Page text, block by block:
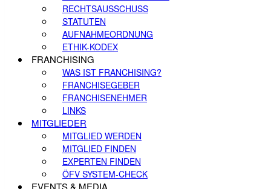
RECHTSAUSSCHUSS
STATUTEN
AUFNAHMEORDNUNG
ETHIK-KODEX
FRANCHISING
WAS IST FRANCHISING?
FRANCHISEGEBER
FRANCHISENEHMER
LINKS
MITGLIEDER
MITGLIED WERDEN
MITGLIED FINDEN
EXPERTEN FINDEN
ÖFV SYSTEM-CHECK
EVENTS & MEDIA